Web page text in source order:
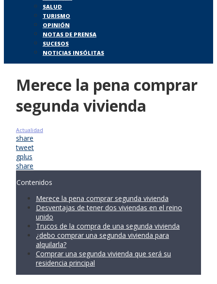
SALUD
TURISMO
OPINIÓN
NOTAS DE PRENSA
SUCESOS
NOTICIAS INSÓLITAS
Merece la pena comprar
segunda vivienda
Actualidad
share
tweet
gplus
share
Contenidos
Merece la pena comprar segunda vivienda
Desventajas de tener dos viviendas en el reino
unido
Trucos de la compra de una segunda vivienda
¿debo comprar una segunda vivienda para
alquilarla?
Comprar una segunda vivienda que será su
residencia principal